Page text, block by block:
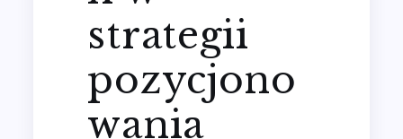
strategii
pozycjono
wania